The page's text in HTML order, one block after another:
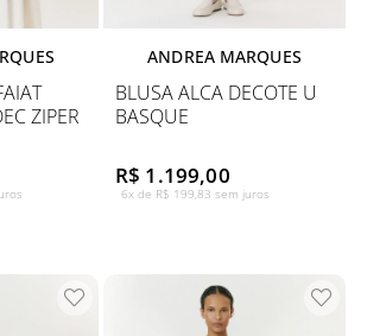
ZIPER
ANDREA MARQUES
BLUSA ALCA DECOTE U
BASQUE
R$ 1.199,00
6x de R$ 199,83 sem juros